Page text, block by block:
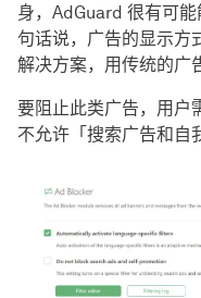
身，AdGuard 很有可
句话说，广告的显示方
解决方案，用传统的广
要阻止此类广告，用户
不允许「搜索广告和自